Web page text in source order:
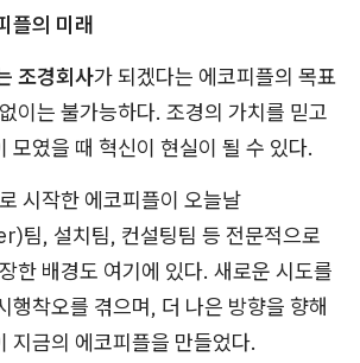
플의 미래
조경회사가 되겠다는 에코피플의 목표
이는 불가능하다. 조경의 가치를 믿고
모였을 때 혁신이 현실이 될 수 있다.
시작한 에코피플이 오늘날
팀, 설치팀, 컨설팅팀 등 전문적으로
한 배경도 여기에 있다. 새로운 시도를
행착오를 겪으며, 더 나은 방향을 향해
지금의 에코피플을 만들었다.